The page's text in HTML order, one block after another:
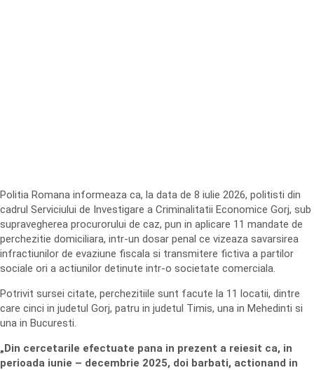
Politia Romana informeaza ca, la data de 8 iulie 2026, politisti din
cadrul Serviciului de Investigare a Criminalitatii Economice Gorj, sub
supravegherea procurorului de caz, pun in aplicare 11 mandate de
perchezitie domiciliara, intr-un dosar penal ce vizeaza savarsirea
infractiunilor de evaziune fiscala si transmitere fictiva a partilor
sociale ori a actiunilor detinute intr-o societate comerciala.
Potrivit sursei citate, perchezitiile sunt facute la 11 locatii, dintre
care cinci in judetul Gorj, patru in judetul Timis, una in Mehedinti si
una in Bucuresti.
„Din cercetarile efectuate pana in prezent a reiesit ca, in
perioada iunie – decembrie 2025, doi barbati, actionand in